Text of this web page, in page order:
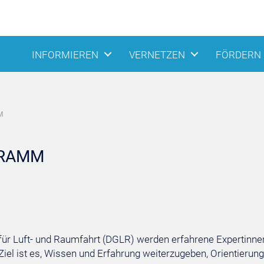
INFORMIEREN VERNETZEN FÖRDERN
Luft- und Raumfahrt (DGLR) werden erfahrene
ist es, Wissen und Erfahrung weiterzugeben,